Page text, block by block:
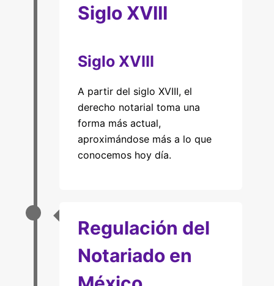
Siglo XVIII
Siglo XVIII
A partir del siglo XVIII, el
derecho notarial toma una
forma más actual,
aproximándose más a lo que
conocemos hoy día.
Regulación del
Notariado en